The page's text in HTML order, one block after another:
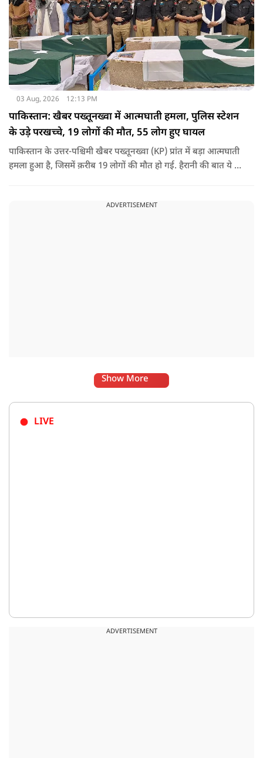
03 Aug, 2026 12:13 PM
पाकिस्तान: खैबर पख्तूनख्वा में आत्मघाती हमला, पुलिस स्टेशन
के उड़े परखच्चे, 19 लोगों की मौत, 55 लोग हुए घायल
पाकिस्तान के उत्तर-पश्चिमी खैबर पख्तूनख्वा (KP) प्रांत में बड़ा आत्मघाती
हमला हुआ है, जिसमें क़रीब 19 लोगों की मौत हो गई. हैरानी की बात ये है
ADVERTISEMENT
Show More
LIVE
ADVERTISEMENT